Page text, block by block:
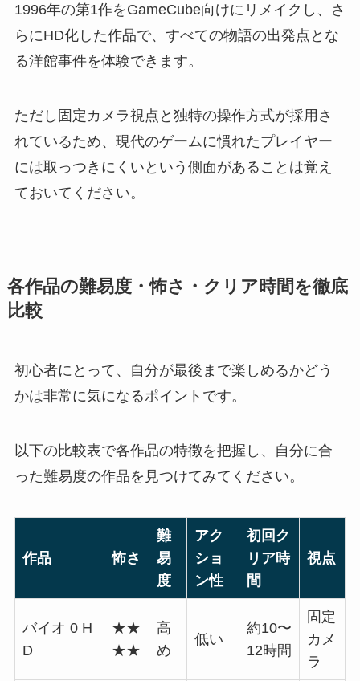
1996年の第1作をGameCube向けにリメイクし、さ
らにHD化した作品で、すべての物語の出発点とな
る洋館事件を体験できます。
ただし固定カメラ視点と独特の操作方式が採用さ
れているため、現代のゲームに慣れたプレイヤー
には取っつきにくいという側面があることは覚え
ておいてください。
各作品の難易度・怖さ・クリア時間を徹底
比較
初心者にとって、自分が最後まで楽しめるかどう
かは非常に気になるポイントです。
以下の比較表で各作品の特徴を把握し、自分に合
った難易度の作品を見つけてみてください。
作品 怖さ
難
易
度
アク
ショ
ン性
初回ク
リア時
間
視点
バイオ 0 H
D
★★
★★
高
め
低い
約10〜
12時間
固定
カメ
ラ